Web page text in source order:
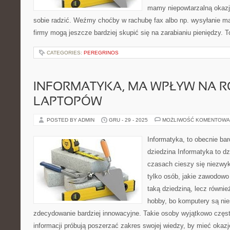
mamy niepowtarzalną
sobie radzić. Weźmy choćby w rachubę fax albo np. wysyłanie
firmy mogą jeszcze bardziej skupić się na zarabianiu pieniędzy.
CATEGORIES: PEREGRINOS
INFORMATYKA, MA WPŁYW NA
LAPTOPÓW
POSTED BY ADMIN GRU - 29 - 2025 MOŻLIWOŚĆ
Informatyka, to obecnie
dziedzina Informatyka to
czasach cieszy się
tylko osób, jakie
taką dziedziną, lecz
hobby, bo komputery są
zdecydowanie bardziej innowacyjne. Takie osoby wyjątkowo
informacji próbują poszerzać zakres swojej wiedzy, by mieć